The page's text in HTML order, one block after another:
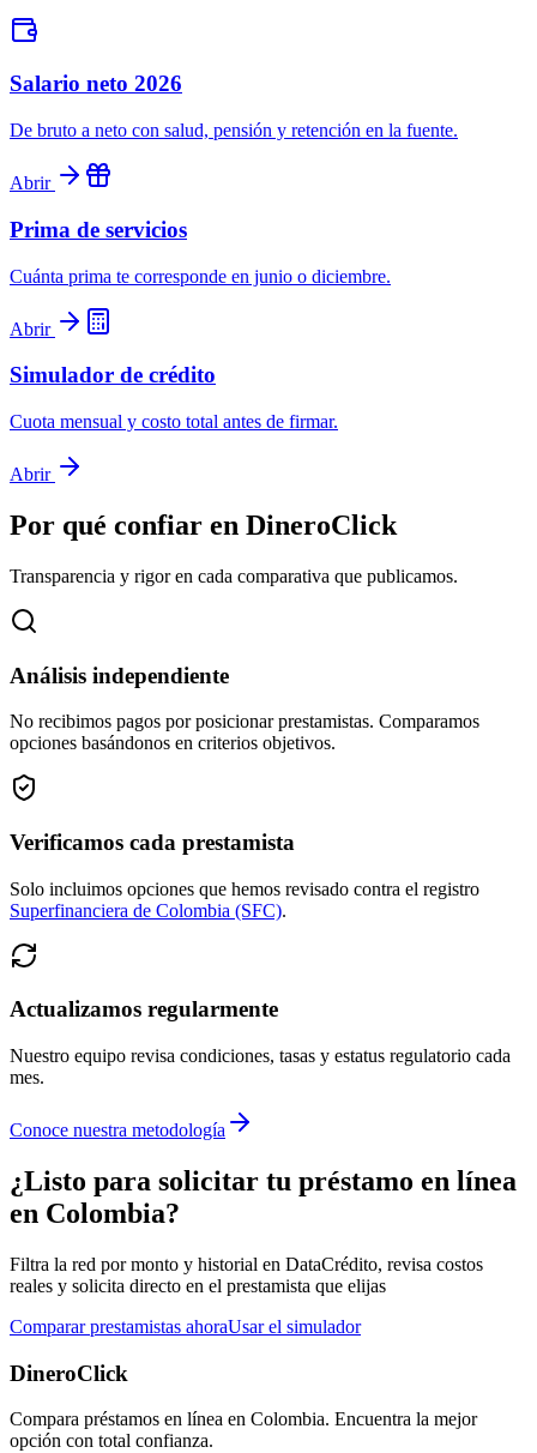
Salario neto 2026
De bruto a neto con salud, pensión y retención en la fuente.
Abrir
Prima de servicios
Cuánta prima te corresponde en junio o diciembre.
Abrir
Simulador de crédito
Cuota mensual y costo total antes de firmar.
Abrir
Por qué confiar en DineroClick
Transparencia y rigor en cada comparativa que publicamos.
Análisis independiente
No recibimos pagos por posicionar prestamistas. Comparamos
opciones basándonos en criterios objetivos.
Verificamos cada prestamista
Solo incluimos opciones que hemos revisado contra el registro
Superfinanciera de Colombia (SFC).
Actualizamos regularmente
Nuestro equipo revisa condiciones, tasas y estatus regulatorio cada
mes.
Conoce nuestra metodología
¿Listo para solicitar tu préstamo en línea
en Colombia?
Filtra la red por monto y historial en DataCrédito, revisa costos
reales y solicita directo en el prestamista que elijas
Comparar prestamistas ahoraUsar el simulador
DineroClick
Compara préstamos en línea en Colombia. Encuentra la mejor
opción con total confianza.